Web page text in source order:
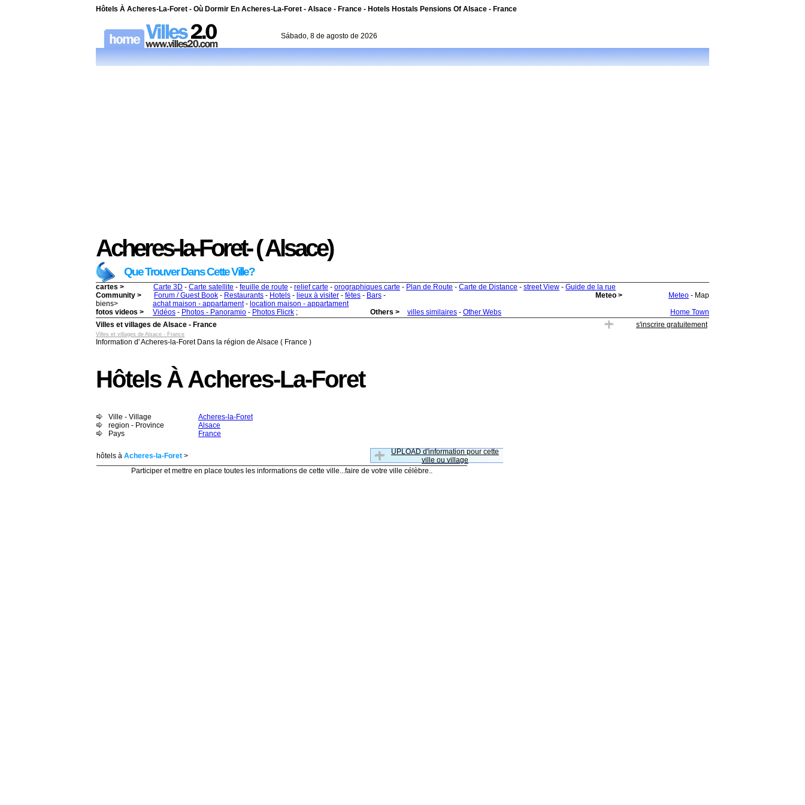
Hôtels À Acheres-La-Foret - Où Dormir En Acheres-La-Foret - Alsace - France - Hotels Hostals Pensions Of Alsace - France
Sábado, 8 de agosto de 2026
Acheres-la-Foret- ( Alsace)
Que Trouver Dans Cette Ville?
cartes > Carte 3D - Carte satellite - feuille de route - relief carte - orographiques carte - Plan de Route - Carte de Distance - street View - Guide de la rue
Community >
Forum / Guest Book - Restaurants - Hotels - lieux à visiter - fètes - Bars - Meteo > Meteo - Map
biens>
achat maison - appartament- location maison - appartament
fotos videos >
Vidéos - Photos - Panoramio - Photos Flicrk ; Others > villes similaires - Other Webs
Home Town
Villes et villages de Alsace - France
s'inscrire gratuitement
Villes et villages de Alsace - France
Information d' Acheres-la-Foret Dans la région de Alsace ( France )
Hôtels À Acheres-La-Foret
Ville - Village
Acheres-la-Foret
region - Province
Alsace
Pays
France
hôtels à Acheres-la-Foret >
UPLOAD d'information pour cette
ville ou village
Participer et mettre en place toutes les informations de cette ville...faire de votre ville célèbre..